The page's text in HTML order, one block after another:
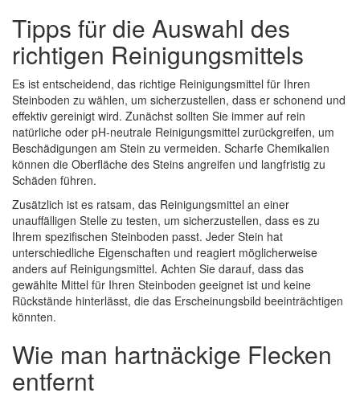
Tipps für die Auswahl des
richtigen Reinigungsmittels
Es ist entscheidend, das richtige Reinigungsmittel für Ihren
Steinboden zu wählen, um sicherzustellen, dass er schonend und
effektiv gereinigt wird. Zunächst sollten Sie immer auf rein
natürliche oder pH-neutrale Reinigungsmittel zurückgreifen, um
Beschädigungen am Stein zu vermeiden. Scharfe Chemikalien
können die Oberfläche des Steins angreifen und langfristig zu
Schäden führen.
Zusätzlich ist es ratsam, das Reinigungsmittel an einer
unauffälligen Stelle zu testen, um sicherzustellen, dass es zu
Ihrem spezifischen Steinboden passt. Jeder Stein hat
unterschiedliche Eigenschaften und reagiert möglicherweise
anders auf Reinigungsmittel. Achten Sie darauf, dass das
gewählte Mittel für Ihren Steinboden geeignet ist und keine
Rückstände hinterlässt, die das Erscheinungsbild beeinträchtigen
könnten.
Wie man hartnäckige Flecken
entfernt